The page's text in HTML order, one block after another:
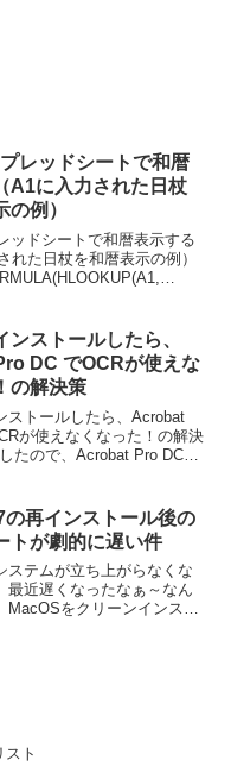
レッドシートで和暦
A1に入力された日杖
の例）
ッドシートで和暦表示する
れた日杖を和暦表示の例）
ンストールしたら、
DC でOCRが使えな
の解決策
ストールしたら、Acrobat
が使えなくなった！の解決
たので、Acrobat Pro DCも
識を実行で...
再インストール後の
トが劇的に遅い件
ステムが立ち上がらなくな
最近遅くなったなぁ～なん
MacOSをクリーンインスト
スト